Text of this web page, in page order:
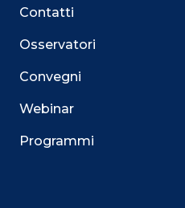
Contatti
Osservatori
Convegni
Webinar
Programmi